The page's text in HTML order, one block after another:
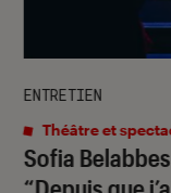
Sofia
ENTRETIEN
Théâtre et